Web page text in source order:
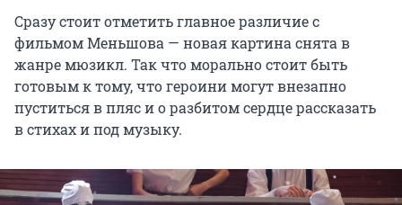
Сразу стоит отметить главное различие с
фильмом Меньшова — новая картина снята в
жанре мюзикл. Так что морально стоит быть
готовым к тому, что героини могут внезапно
пуститься в пляс и о разбитом сердце рассказать
в стихах и под музыку.